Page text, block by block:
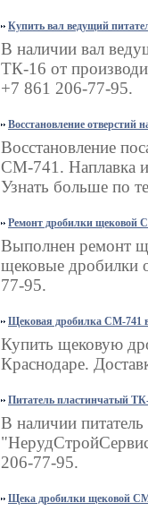
Купить вал ведущий
В наличии вал
ТК-16 от
+7 861 206-77-95.
Восстановление отверстий
Восстановление
СМ-741. Наплавка и
Узнать больше по
Ремонт дробилки щековой
Выполнен ремонт
щековые дробилки
77-95.
Щековая дробилка СМ-741
Купить щековую
Краснодаре.
Питатель пластинчатый
В наличии
206-77-95.
Щека дробилки щековой